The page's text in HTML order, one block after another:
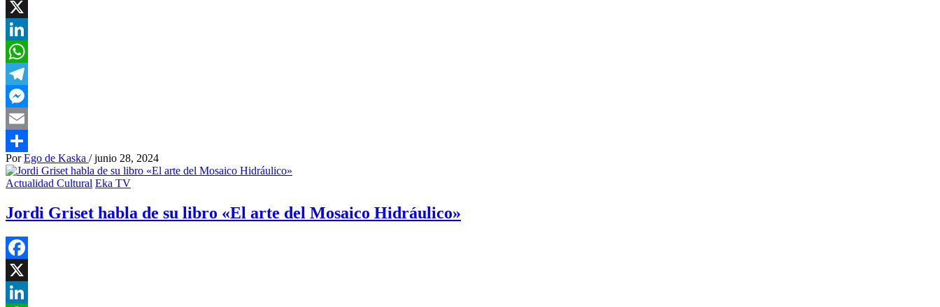
Facebook
X
LinkedIn
WhatsApp
Telegram
Messenger
Email
Compartir
Por Ego de Kaska / junio 28, 2024
Actualidad Cultural Eka TV
Jordi Griset habla de su libro «El arte del Mosaico Hidráulico»
Facebook
X